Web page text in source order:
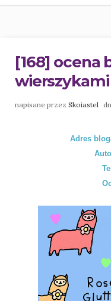
[168] ocena
wierszykami
napisane przez Skoiastel
Adres